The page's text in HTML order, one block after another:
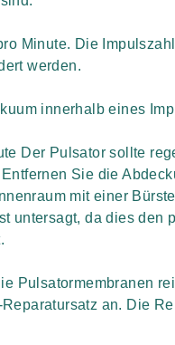
Minute. Die
werden.
innerhalb eines
Der Pulsator sollte
Sie die
mit einer
untersagt, da dies den
Pulsatormembranen
an. Die